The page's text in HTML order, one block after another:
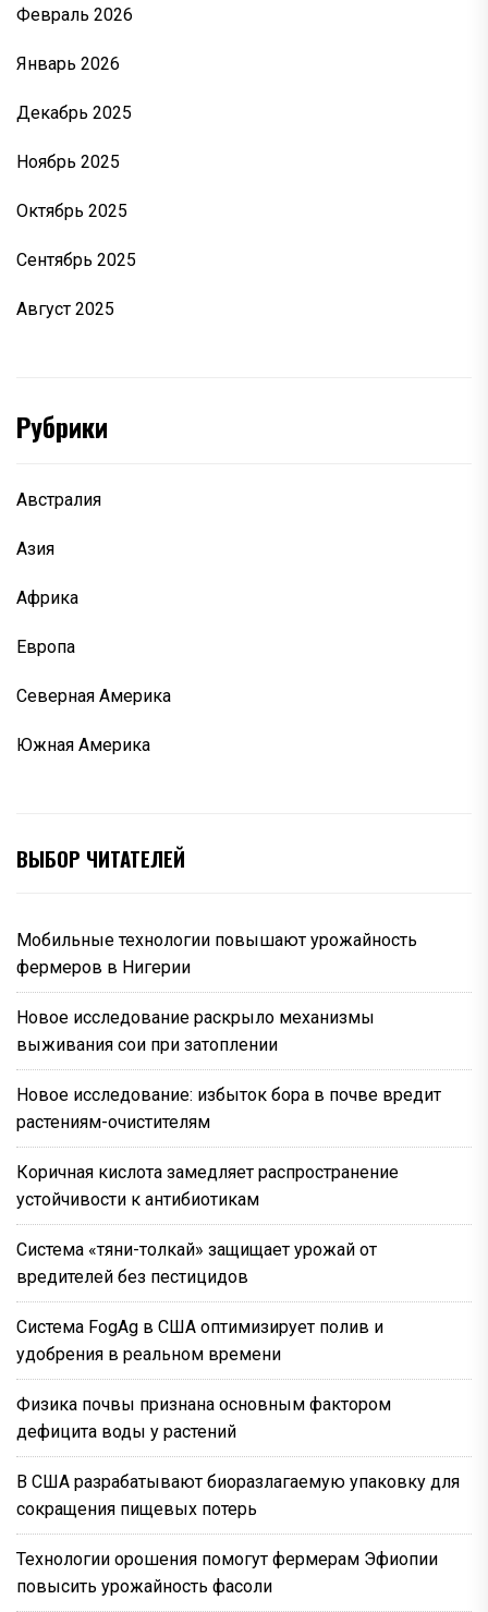
Февраль 2026
Январь 2026
Декабрь 2025
Ноябрь 2025
Октябрь 2025
Сентябрь 2025
Август 2025
Рубрики
Австралия
Азия
Африка
Европа
Северная Америка
Южная Америка
ВЫБОР ЧИТАТЕЛЕЙ
Мобильные технологии повышают урожайность
фермеров в Нигерии
Новое исследование раскрыло механизмы
выживания сои при затоплении
Новое исследование: избыток бора в почве вредит
растениям-очистителям
Коричная кислота замедляет распространение
устойчивости к антибиотикам
Система «тяни-толкай» защищает урожай от
вредителей без пестицидов
Система FogAg в США оптимизирует полив и
удобрения в реальном времени
Физика почвы признана основным фактором
дефицита воды у растений
В США разрабатывают биоразлагаемую упаковку для
сокращения пищевых потерь
Технологии орошения помогут фермерам Эфиопии
повысить урожайность фасоли